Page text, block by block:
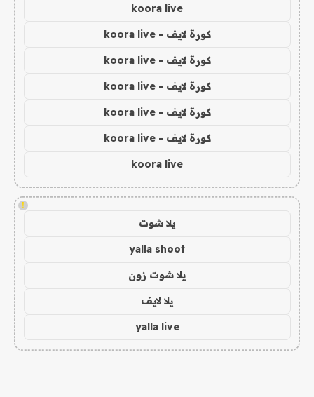
koora live
كورة لايف - koora live
كورة لايف - koora live
كورة لايف - koora live
كورة لايف - koora live
كورة لايف - koora live
koora live
!
يلا شوت
yalla shoot
يلا شوت زون
يلا لايف
yalla live